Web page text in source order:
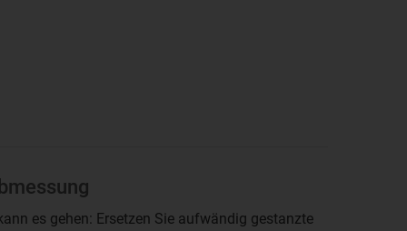
es gehen: Ersetzen Sie aufwändig gestanzte